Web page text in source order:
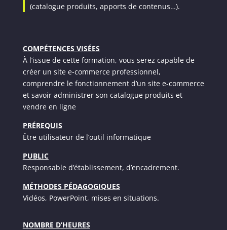
(catalogue produits, apports de contenus…).
COMPÉTENCES VISÉES
À l’issue de cette formation, vous serez capable de
créer un site e-commerce professionnel,
comprendre le fonctionnement d’un site e-commerce
et savoir administrer son catalogue produits et
vendre en ligne
PRÉREQUIS
Être utilisateur de l’outil informatique
PUBLIC
Responsable d’établissement, d’encadrement.
MÉTHODES PÉDAGOGIQUES
Vidéos, PowerPoint, mises en situations.
NOMBRE D’HEURES